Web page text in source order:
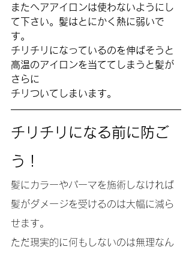
またヘアアイロンは使わないようにし
て下さい。髪はとにかく熱に弱いで
す。
チリチリになっているのを伸ばそうと
高温のアイロンを当ててしまうと髪が
さらに
チリついてしまいます。
チリチリになる前に防ご
う！
髪にカラーやパーマを施術しなければ
髪がダメージを受けるのは大幅に減ら
せます。
ただ現実的に何もしないのは無理なん